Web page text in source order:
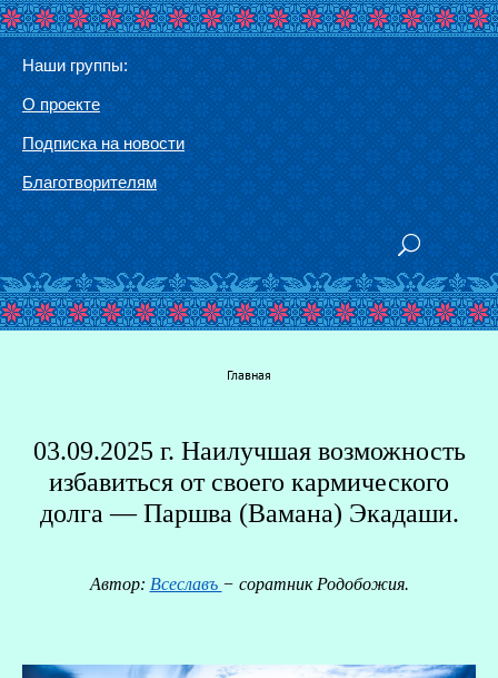
Наши группы:
О проекте
Подписка на новости
Благотворителям
Главная
03.09.2025 г. Наилучшая возможность
избавиться от своего кармического
долга — Паршва (Вамана) Экадаши.
Автор: Всеславъ − соратник Родобожия.